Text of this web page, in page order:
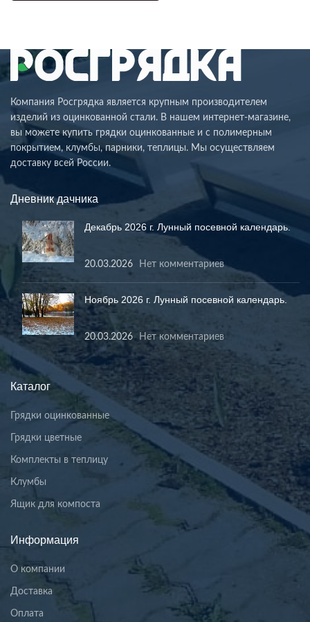
Компания Росгрядка является крупным производителем
изделий из оцинкованной стали. В нашем интернет-магазине,
вы можете купить грядки оцинкованные и с полимерным
покрытием, клумбы, парники, теплицы. Мы осуществляем
доставку всей России.
Дневник дачника
Декабрь 2026 г. Лунный посевной календарь.
20.03.2026 Нет комментариев
Ноябрь 2026 г. Лунный посевной календарь.
20.03.2026 Нет комментариев
Каталог
Грядки оцинкованные
Грядки цветные
Комплекты в теплицу
Клумбы
Ящик для компоста
Информация
О компании
Доставка
Оплата